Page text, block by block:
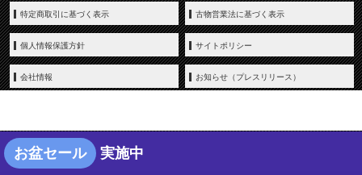
特定商取引に基づく表示 古物営業法に基づく表示
個人情報保護方針 サイトポリシー
会社情報 お知らせ（プレスリリース）
Copyright © YAMADA-DENKI Co., Ltd. All rights reserved.
お盆セール 実施中